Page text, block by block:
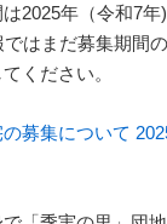
2025年（令和7年
はまだ募集期間
ください。
募集について